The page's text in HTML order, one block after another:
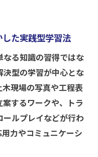
た実践型学習法
る知識の習得ではな
決型の学習が中心とな
現場の写真や工程表
するワークや、トラ
ルプレイなどが行わ
力やコミュニケーシ